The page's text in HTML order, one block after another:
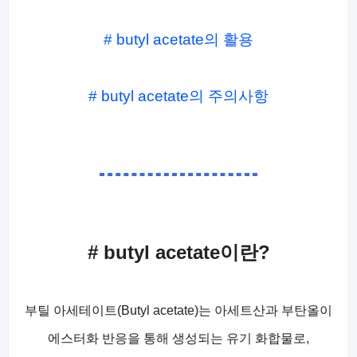
# butyl acetate의 활용
# butyl acetate의 주의사항
# butyl acetate이란?
부틸 아세테이트(Butyl acetate)는 아세트산과 부탄올이
에스터화 반응을 통해 생성되는 유기 화합물로,